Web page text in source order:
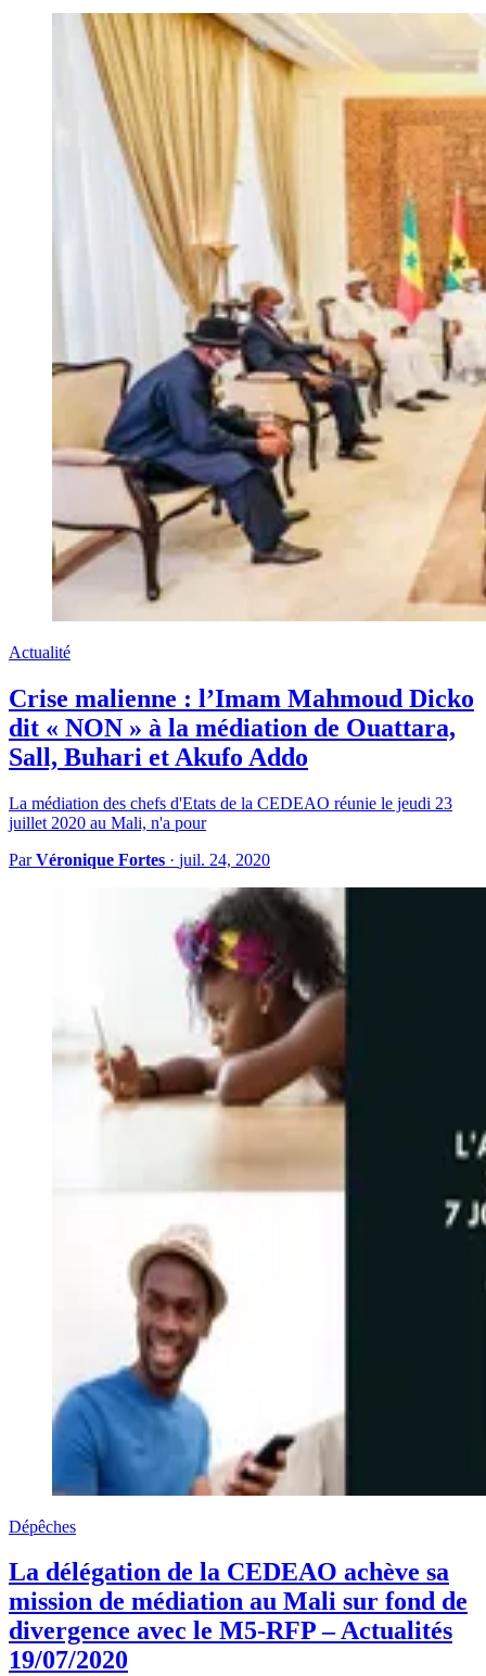
Actualité
Crise malienne : l’Imam Mahmoud Dicko
dit « NON » à la médiation de Ouattara,
Sall, Buhari et Akufo Addo
La médiation des chefs d'Etats de la CEDEAO réunie le jeudi 23
juillet 2020 au Mali, n'a pour
ParVéronique Fortes · juil. 24, 2020
Dépêches
La délégation de la CEDEAO achève sa
mission de médiation au Mali sur fond de
divergence avec le M5-RFP – Actualités
19/07/2020